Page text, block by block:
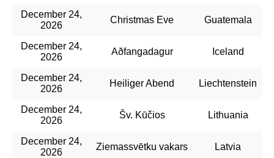
December 24,
2026
Christmas Eve Guatemala
December 24,
2026
Aðfangadagur Iceland
December 24,
2026
Heiliger Abend Liechtenstein
December 24,
2026
Šv. Kūčios Lithuania
December 24,
2026
Ziemassvētku vakars Latvia